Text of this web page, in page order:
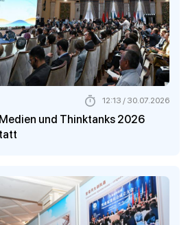
und Thinktanks 2026
12:13 / 30.07.2026